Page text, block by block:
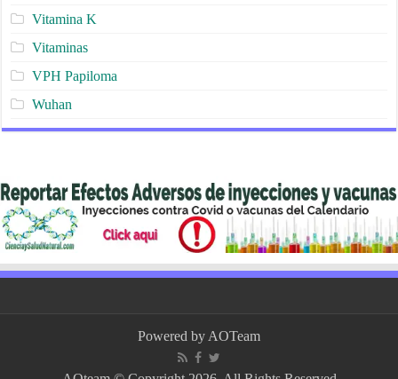
Vitamina K
Vitaminas
VPH Papiloma
Wuhan
Powered by AOTeam